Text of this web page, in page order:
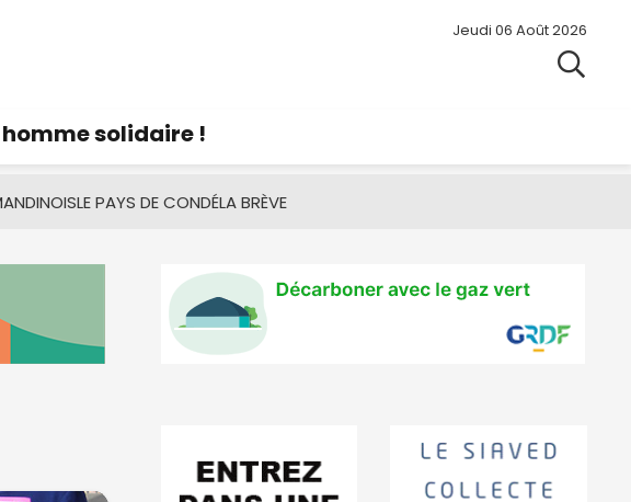
Jeudi 06 Août 2026
solidaire !
LE PAYS DE CONDÉLA BRÈVE